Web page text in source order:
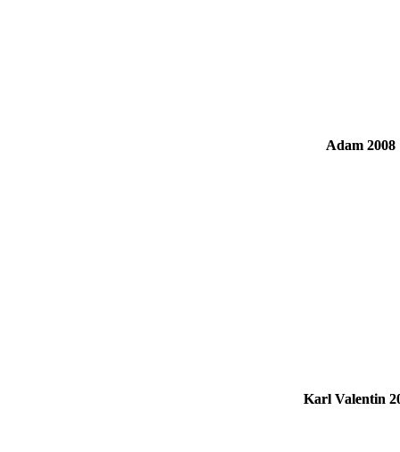
Adam 2008
Karl Valentin